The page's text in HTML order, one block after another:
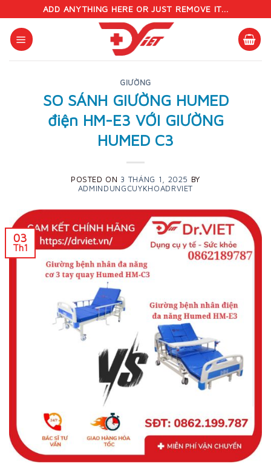
content
ADD ANYTHING HERE OR JUST REMOVE IT...
GIƯỜNG
SO SÁNH GIƯỜNG HUMED
điện HM-E3 VỚI GIƯỜNG
HUMED C3
POSTED ON 3 THÁNG 1, 2025 BY
ADMINDUNGCUYKHOADRVIET
03
Th1